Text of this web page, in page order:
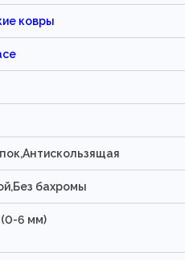
ковры
бахромы
(0-6 мм)